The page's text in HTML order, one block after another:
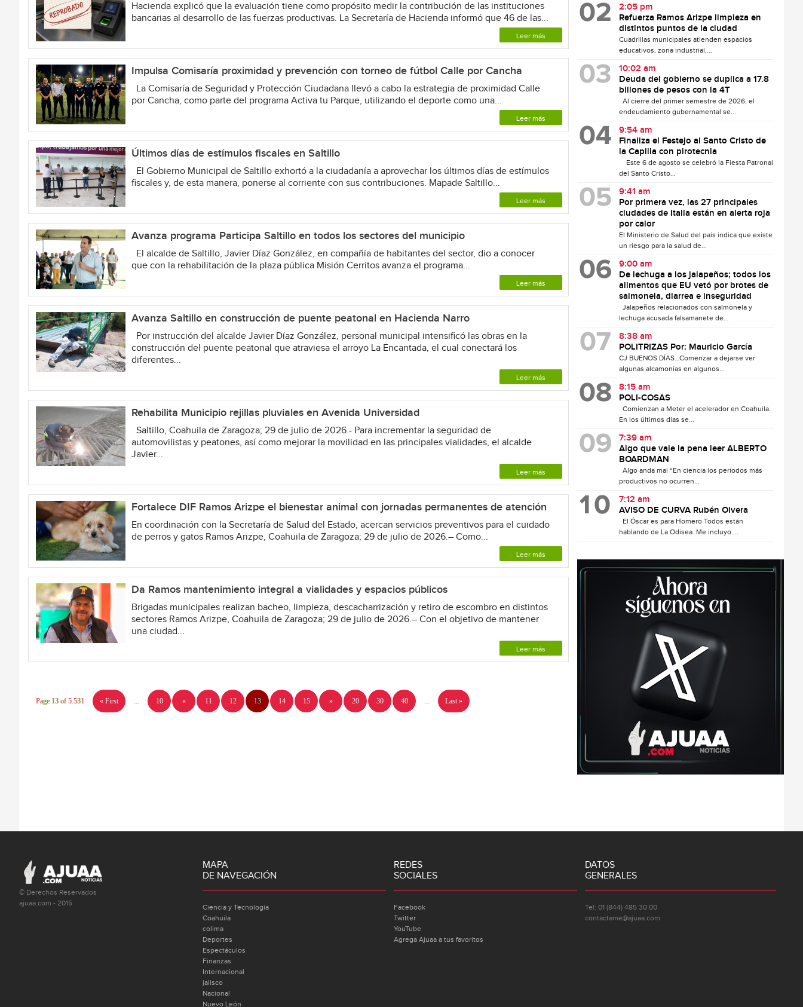
Hacienda explicó que la evaluación tiene como propósito medir la contribución de las instituciones
bancarias al desarrollo de las fuerzas productivas. La Secretaría de Hacienda informó que 46 de las...
Leer más
Impulsa Comisaría proximidad y prevención con torneo de fútbol Calle por Cancha
La Comisaría de Seguridad y Protección Ciudadana llevó a cabo la estrategia de proximidad Calle
por Cancha, como parte del programa Activa tu Parque, utilizando el deporte como una...
Leer más
Últimos días de estímulos fiscales en Saltillo
El Gobierno Municipal de Saltillo exhortó a la ciudadanía a aprovechar los últimos días de estímulos
fiscales y, de esta manera, ponerse al corriente con sus contribuciones. Mapade Saltillo...
Leer más
Avanza programa Participa Saltillo en todos los sectores del municipio
El alcalde de Saltillo, Javier Díaz González, en compañía de habitantes del sector, dio a conocer
que con la rehabilitación de la plaza pública Misión Cerritos avanza el programa...
Leer más
Avanza Saltillo en construcción de puente peatonal en Hacienda Narro
Por instrucción del alcalde Javier Díaz González, personal municipal intensificó las obras en la
construcción del puente peatonal que atraviesa el arroyo La Encantada, el cual conectará los
diferentes...
Leer más
Rehabilita Municipio rejillas pluviales en Avenida Universidad
Saltillo, Coahuila de Zaragoza; 29 de julio de 2026.- Para incrementar la seguridad de
automovilistas y peatones, así como mejorar la movilidad en las principales vialidades, el alcalde
Javier...
Leer más
Fortalece DIF Ramos Arizpe el bienestar animal con jornadas permanentes de atención
En coordinación con la Secretaría de Salud del Estado, acercan servicios preventivos para el cuidado
de perros y gatos Ramos Arizpe, Coahuila de Zaragoza; 29 de julio de 2026.– Como...
Leer más
Da Ramos mantenimiento integral a vialidades y espacios públicos
Brigadas municipales realizan bacheo, limpieza, descacharrización y retiro de escombro en distintos
sectores Ramos Arizpe, Coahuila de Zaragoza; 29 de julio de 2026.– Con el objetivo de mantener
una ciudad...
Leer más
Page 13 of 5.531 « First ... 10 « 11 12 13 14 15 » 20 30 40 ... Last »
2:05 pm
Refuerza Ramos Arizpe limpieza en
distintos puntos de la ciudad
Cuadrillas municipales atienden espacios
educativos, zona industrial,...
10:02 am
Deuda del gobierno se duplica a 17.8
billones de pesos con la 4T
Al cierre del primer semestre de 2026, el
endeudamiento gubernamental se...
9:54 am
Finaliza el Festejo al Santo Cristo de
la Capilla con pirotecnia
Este 6 de agosto se celebró la Fiesta Patronal
del Santo Cristo...
9:41 am
Por primera vez, las 27 principales
ciudades de Italia están en alerta roja
por calor
El Ministerio de Salud del país indica que existe
un riesgo para la salud de...
9:00 am
De lechuga a los jalapeños; todos los
alimentos que EU vetó por brotes de
salmonela, diarrea e inseguridad
Jalapeños relacionados con salmonela y
lechuga acusada falsamanete de...
8:38 am
POLITRIZAS Por: Mauricio García
CJ BUENOS DÍAS…Comenzar a dejarse ver
algunas alcamonías en algunos...
8:15 am
POLI-COSAS
Comienzan a Meter el acelerador en Coahuila.
En los últimos días se...
7:39 am
Algo que vale la pena leer ALBERTO
BOARDMAN
Algo anda mal “En ciencia los períodos más
productivos no ocurren...
7:12 am
AVISO DE CURVA Rubén Olvera
El Óscar es para Homero Todos están
hablando de La Odisea. Me incluyo....
© Derechos Reservados
ajuaa.com - 2015
MAPA
DE NAVEGACIÓN
Ciencia y Tecnología
Coahuila
colima
Deportes
Espectáculos
Finanzas
Internacional
jalisco
Nacional
Nuevo León
REDES
SOCIALES
Facebook
Twitter
YouTube
Agrega Ajuaa a tus favoritos
DATOS
GENERALES
Tel: 01 (844) 485 30 00
contactame@ajuaa.com